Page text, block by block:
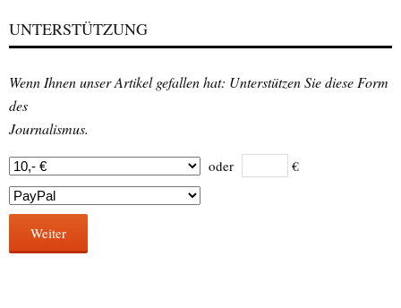
UNTERSTÜTZUNG
Wenn Ihnen unser Artikel gefallen hat: Unterstützen Sie diese Form
des
Journalismus.
oder €
Weiter